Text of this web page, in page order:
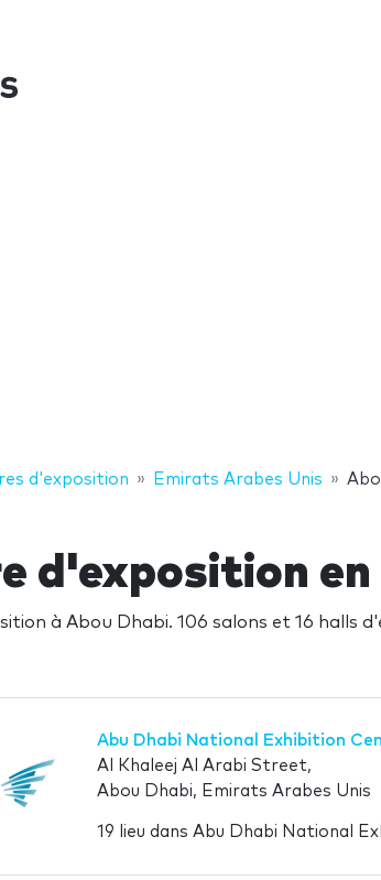
d'exposition Emirats Arabes Unis
d'exposition en
à Abou Dhabi. 106 salons et 16 halls
Abu Dhabi National Exhibition
Al Khaleej Al Arabi Street,
Abou Dhabi, Emirats Arabes Unis
19 lieu dans Abu Dhabi National